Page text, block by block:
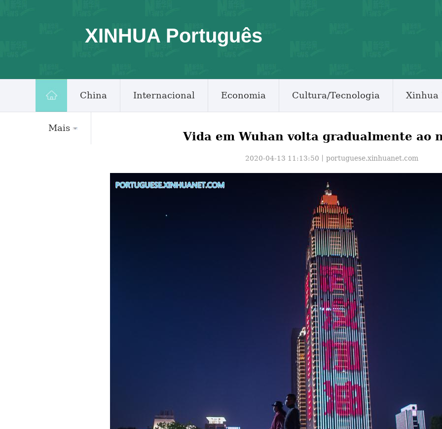
XINHUA Português
China Internacional Economia Cultura/Tecnologia
Mais
Vida em Wuhan volta gradualmente ao
2020-04-13 11:13:50丨 portuguese.xinhuanet.com